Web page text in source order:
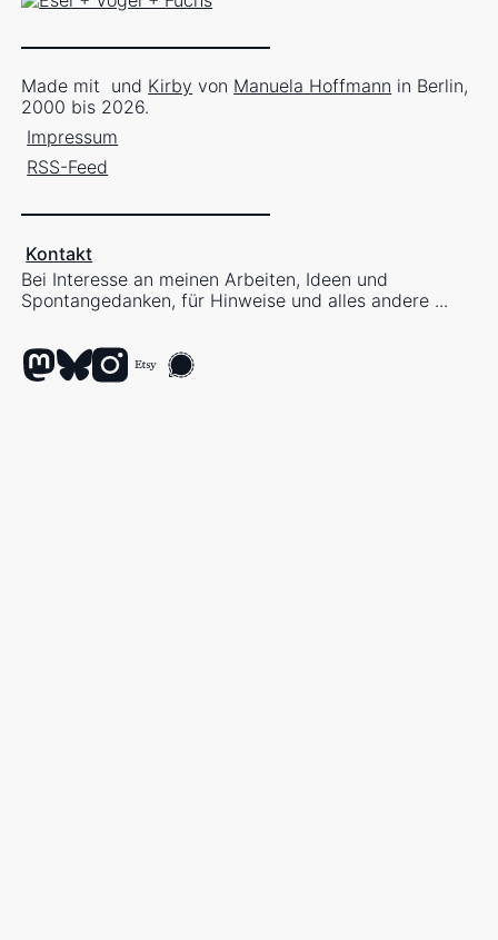
Made mit und Kirby von Manuela Hoffmann in Berlin,
2000 bis 2026.
Impressum
RSS-Feed
Kontakt
Bei Interesse an meinen Arbeiten, Ideen und
Spontangedanken, für Hinweise und alles andere ...